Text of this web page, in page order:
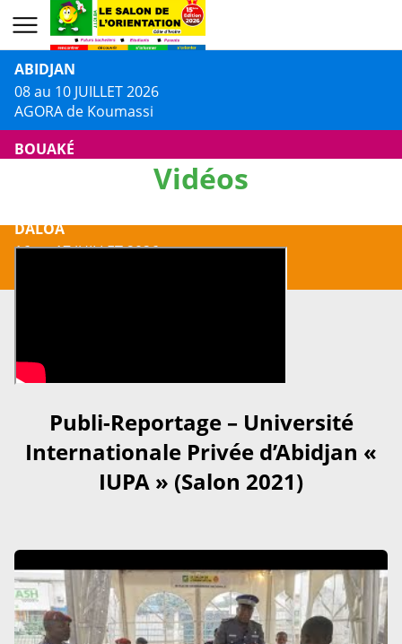
ABIDJAN
08 au 10 JUILLET 2026
AGORA de Koumassi
BOUAKÉ
13 au 14 JUILLET 2026
Centre Culturel Jacques AKA
DALOA
16 au 17 JUILLET 2026
Vidéos
Publi-Reportage – Université
Internationale Privée d’Abidjan «
IUPA » (Salon 2021)